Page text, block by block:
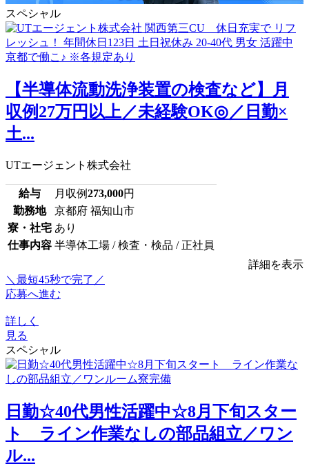
スペシャル
【半導体流動洗浄装置の検査など】月
収例27万円以上／未経験OK◎／日勤×
土...
UTエージェント株式会社
給与 月収例273,000円
勤務地
京都府 福知山市
寮・社宅 あり
仕事内容 半導体工場 / 検査・検品 / 正社員
詳細を表示
＼最短45秒で完了／
応募へ進む
詳しく
見る
スペシャル
日勤☆40代男性活躍中☆8月下旬スター
ト ライン作業なしの部品組立／ワン
ル...